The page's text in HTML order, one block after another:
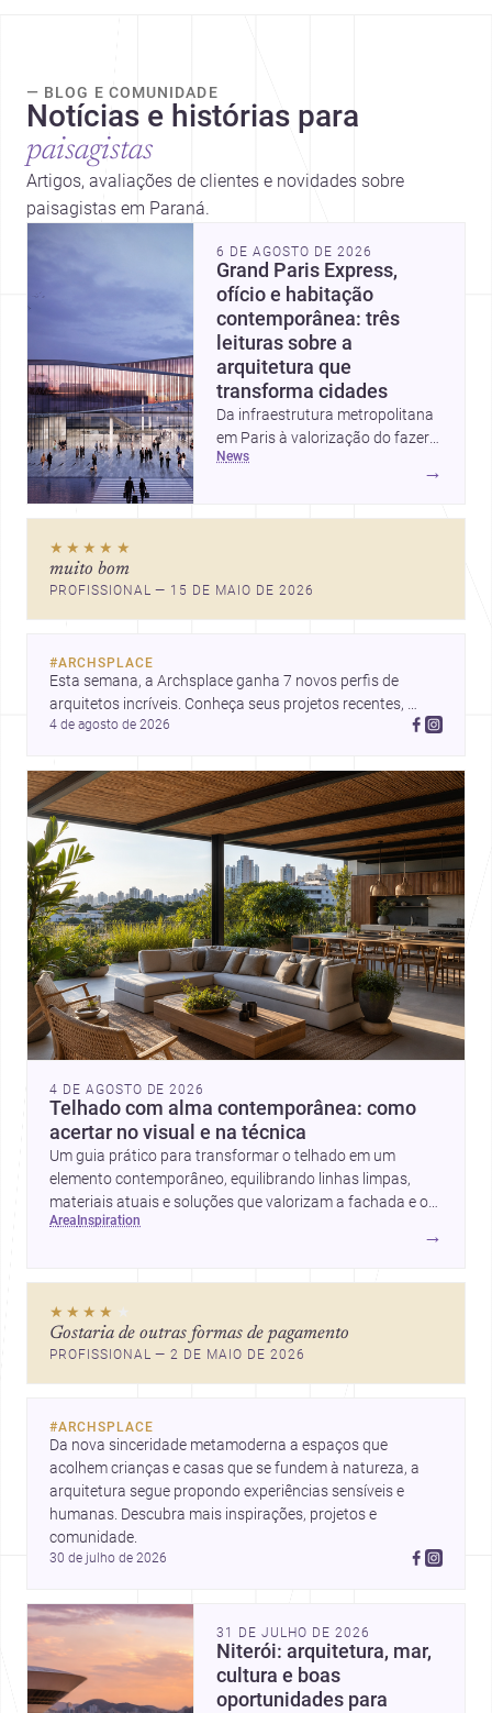
— BLOG E COMUNIDADE
Notícias e histórias para
paisagistas
Artigos, avaliações de clientes e novidades sobre
paisagistas em Paraná.
6 DE AGOSTO DE 2026
Grand Paris Express,
ofício e habitação
contemporânea: três
leituras sobre a
arquitetura que
transforma cidades
Da infraestrutura metropolitana
em Paris à valorização do fazer
artesanal e à casa elevada da
inspirador para profissionais que
pensam cidade, construção e
news
→
★★★★★
muito bom
PROFISSIONAL — 15 DE MAIO DE 2026
#ARCHSPLACE
Esta semana, a Archsplace ganha 7 novos perfis de
arquitetos incríveis. Conheça seus projetos recentes,
inspire-se com seus trabalhos e descubra talentos que
4 de agosto de 2026
4 DE AGOSTO DE 2026
Telhado com alma contemporânea: como
acertar no visual e na técnica
Um guia prático para transformar o telhado em um
elemento contemporâneo, equilibrando linhas limpas,
materiais atuais e soluções que valorizam a fachada e o
conforto da casa.
area inspiration
→
★★★★ ★
Gostaria de outras formas de pagamento
PROFISSIONAL — 2 DE MAIO DE 2026
#ARCHSPLACE
Da nova sinceridade metamoderna a espaços que
acolhem crianças e casas que se fundem à natureza, a
arquitetura segue propondo experiências sensíveis e
humanas. Descubra mais inspirações, projetos e
comunidade.
30 de julho de 2026
31 DE JULHO DE 2026
Niterói: arquitetura, mar,
cultura e boas
oportunidades para